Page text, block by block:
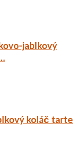
jablkový
koláč tarte